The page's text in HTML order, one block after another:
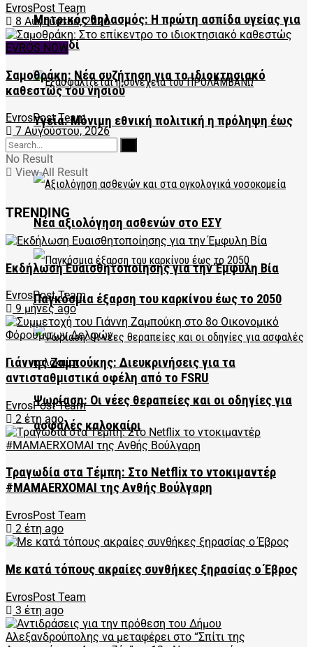
Μητρικός θηλασμός: Η πρώτη ασπίδα υγείας για
το παιδί
Υγεία: Μόνιμη εθνική πολιτική η πρόληψη έως
το 2030
Νέα αξιολόγηση ασθενών στο ΕΣΥ
Παγκόσμια έξαρση του καρκίνου έως το 2050
Ψωρίαση: Οι νέες θεραπείες και οι οδηγίες για
ασφαλές καλοκαίρι
EvrosPost Team
8 Αυγούστου, 2026
EVROS NOW
Σαμοθράκη: Νέα συζήτηση για το ιδιοκτησιακό
καθεστώς του νησιού
EvrosPost Team
7 Αυγούστου, 2026
No Result
View All Result
TRENDING
Εκδήλωση Ευαισθητοποίησης για την Έμφυλη Βία
EvrosPost Team
9 μήνες ago
Γιάννης Ζαμπούκης: Διευκρινήσεις για τα
αντισταθμιστικά οφέλη από το FSRU
EvrosPost Team
2 έτη ago
Τραγωδία στα Τέμπη: Στο Netflix το ντοκιμαντέρ
#MAMAERXOMAI της Ανθής Βούλγαρη
EvrosPost Team
2 έτη ago
Με κατά τόπους ακραίες συνθήκες ξηρασίας ο Έβρος
EvrosPost Team
3 έτη ago